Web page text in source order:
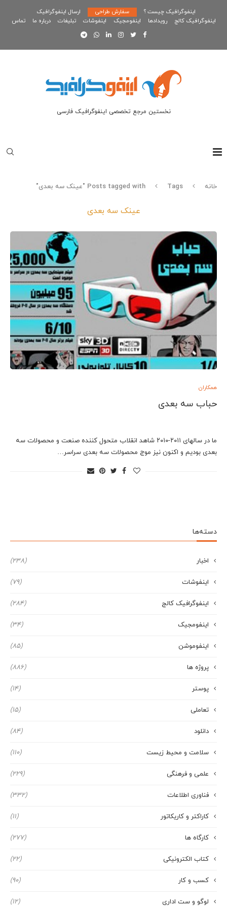
اینفوگرافیک چیست ؟ سفارش طراحی
ارسال اینفوگرافیک
اینفوگرافیک کالج
رویدادها اینفومجیک اینفوشات تبلیغات درباره ما تماس
نخستین مرجع تخصصی اینفوگرافیک فارسی
خانه Tags Posts tagged with "عینک سه بعدی"
عینک سه بعدی
همکاران
حباب سه بعدی
ما در سالهای ۲۰۱۱-۲۰۱۰ شاهد انقلاب متحول کننده صنعت و محصولات سه
بعدی بودیم و اکنون نیز موج محصولات سه بعدی سراسر…
دسته‌ها
اخبار (238)
اینفوشات (79)
اینفوگرافیک کالج (284)
اینفومجیک (34)
اینفوموشن (85)
پروژه ها (886)
پوستر (14)
تعاملی (15)
دانلود (84)
سلامت و محیط زیست (110)
علمی و فرهنگی (229)
فناوری اطلاعات (332)
کاراکتر و کاریکاتور (11)
کارگاه ها (277)
کتاب الکترونیکی (22)
کسب و کار (90)
لوگو و ست اداری (12)